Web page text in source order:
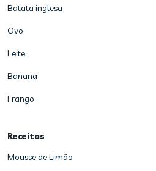
Batata inglesa
Ovo
Leite
Banana
Frango
Receitas
Mousse de Limão